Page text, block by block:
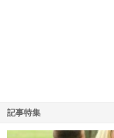
記事特集